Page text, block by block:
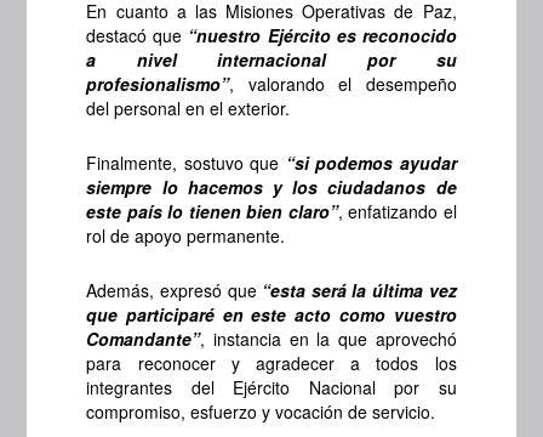
En cuanto a las Misiones Operativas de Paz,
destacó que “nuestro Ejército es reconocido
a nivel internacional por su
profesionalismo”, valorando el desempeño
del personal en el exterior.
Finalmente, sostuvo que “si podemos ayudar
siempre lo hacemos y los ciudadanos de
este país lo tienen bien claro”, enfatizando el
rol de apoyo permanente.
Además, expresó que “esta será la última vez
que participaré en este acto como vuestro
Comandante”, instancia en la que aprovechó
para reconocer y agradecer a todos los
integrantes del Ejército Nacional por su
compromiso, esfuerzo y vocación de servicio.